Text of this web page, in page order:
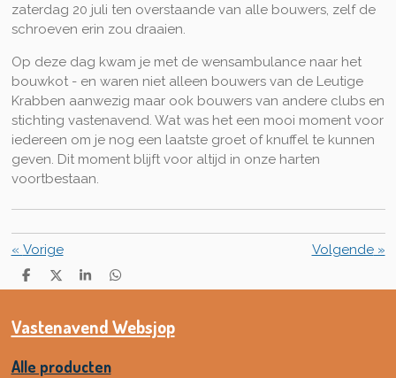
zaterdag 20 juli ten overstaande van alle bouwers, zelf de
schroeven erin zou draaien.
Op deze dag kwam je met de wensambulance naar het
bouwkot - en waren niet alleen bouwers van de Leutige
Krabben aanwezig maar ook bouwers van andere clubs en
stichting vastenavend. Wat was het een mooi moment voor
iedereen om je nog een laatste groet of knuffel te kunnen
geven. Dit moment blijft voor altijd in onze harten
voortbestaan.
« Vorige Volgende»
D
e
n
D
e
S
h
e
D
e
e
n
Vastenavend Websjop
Alle producten